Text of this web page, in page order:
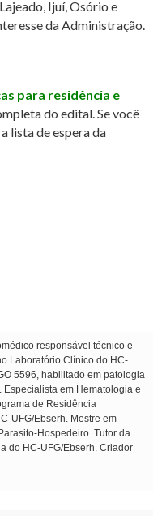
Ijuí, Osório e
da Administração.
para residência e
do edital. Se você
lista de espera da
responsável técnico e
Laboratório Clínico do HC-
5596, habilitado em patologia
em Hematologia e
de Residência
UFG/Ebserh. Mestre em
Hospedeiro. Tutor da
do HC-UFG/Ebserh. Criador